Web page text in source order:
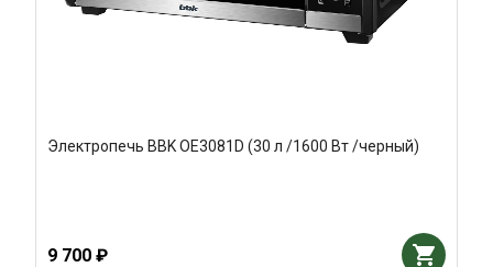
Электропечь BBK OE3081D (30 л /1600 Вт /черный)
9 700 ₽